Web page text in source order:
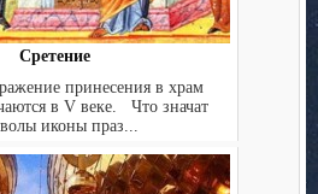
Сретение
принесения в храм
в V веке. Что значат
иконы праз...